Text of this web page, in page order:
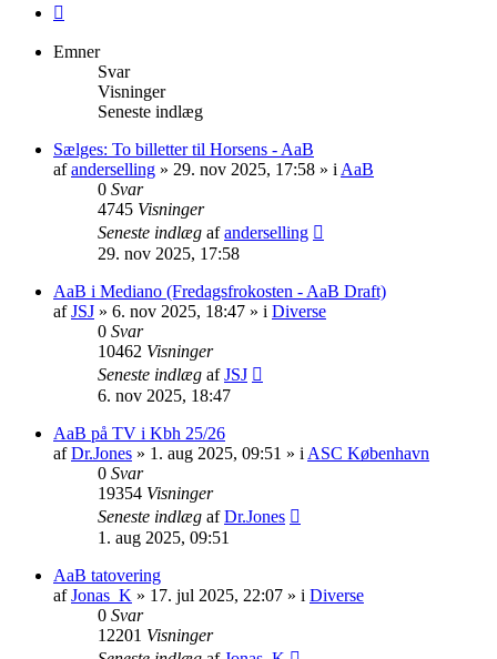
Emner
Svar
Visninger
Seneste indlæg
Sælges: To billetter til Horsens - AaB
afanderselling » 29. nov 2025, 17:58 » i AaB
0 Svar
4745 Visninger
Seneste indlæg afanderselling
29. nov 2025, 17:58
AaB i Mediano (Fredagsfrokosten - AaB Draft)
afJSJ » 6. nov 2025, 18:47 » i Diverse
0 Svar
10462 Visninger
Seneste indlæg afJSJ
6. nov 2025, 18:47
AaB på TV i Kbh 25/26
afDr.Jones » 1. aug 2025, 09:51 » i ASC København
0 Svar
19354 Visninger
Seneste indlæg afDr.Jones
1. aug 2025, 09:51
AaB tatovering
afJonas_K » 17. jul 2025, 22:07 » i Diverse
0 Svar
12201 Visninger